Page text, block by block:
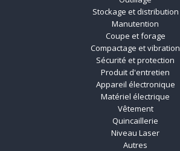
Stockage et distribution
Manutention
Coupe et forage
Compactage et vibration
Sécurité et protection
Produit d'entretien
Appareil électronique
Matériel électrique
Vêtement
Quincaillerie
Niveau Laser
Autres